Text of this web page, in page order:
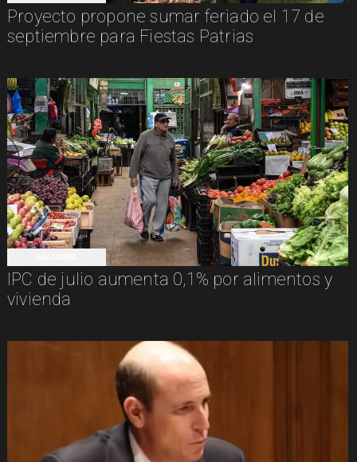
Proyecto propone sumar feriado el 17 de
septiembre para Fiestas Patrias
IPC de julio aumenta 0,1% por alimentos y
vivienda